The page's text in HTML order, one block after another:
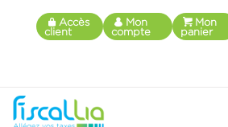
Accès
client
Mon
compte
Mon
panier